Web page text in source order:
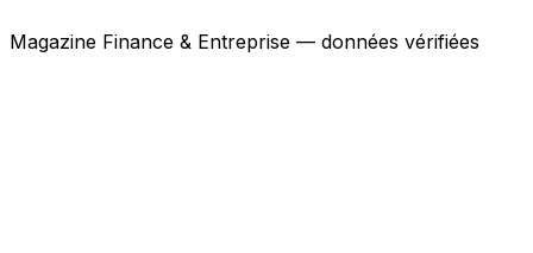
Magazine Finance & Entreprise — données vérifiées